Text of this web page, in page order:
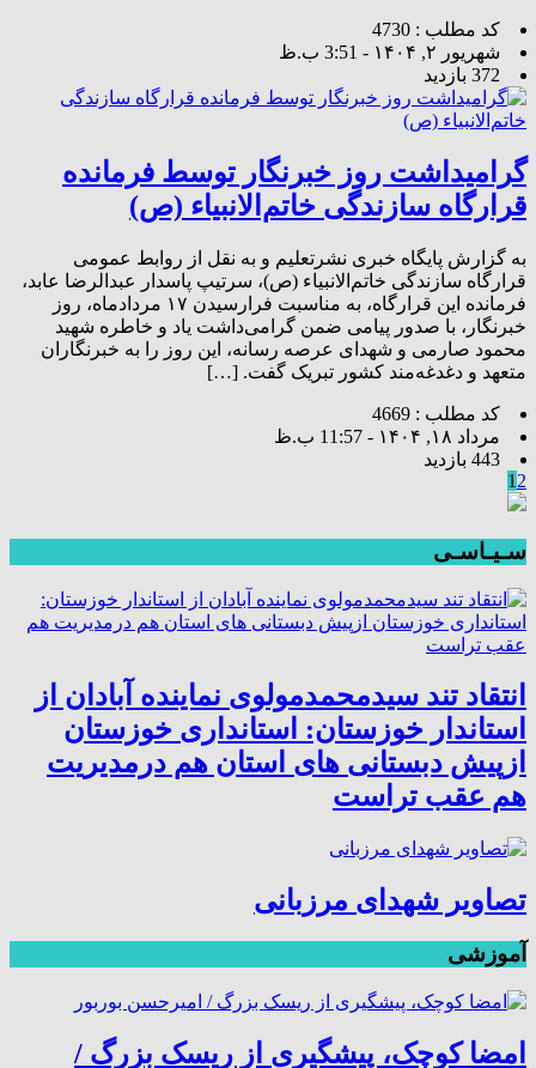
کد مطلب : 4730
شهریور ۲, ۱۴۰۴ - 3:51 ب.ظ
372 بازدید
گرامیداشت روز خبرنگار توسط فرمانده
قرارگاه سازندگی خاتم‌الانبیاء (ص)
به گزارش پایگاه خبری نشرتعلیم و به نقل از روابط عمومی
قرارگاه سازندگی خاتم‌الانبیاء (ص)، سرتیپ پاسدار عبدالرضا عابد،
فرمانده این قرارگاه، به مناسبت فرارسیدن ۱۷ مردادماه، روز
خبرنگار، با صدور پیامی ضمن گرامی‌داشت یاد و خاطره شهید
محمود صارمی و شهدای عرصه رسانه، این روز را به خبرنگاران
متعهد و دغدغه‌مند کشور تبریک گفت. […]
کد مطلب : 4669
مرداد ۱۸, ۱۴۰۴ - 11:57 ب.ظ
443 بازدید
1 2
سـیـاسـی
انتقاد تند سیدمحمدمولوی نماینده آبادان از
استاندار خوزستان: استانداری خوزستان
ازپیش دبستانی های استان هم درمدیریت
هم عقب تراست
تصاویر شهدای مرزبانی
آموزشی
امضا کوچک، پیشگیری از ریسک بزرگ /